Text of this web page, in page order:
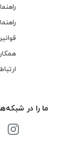
ما را در